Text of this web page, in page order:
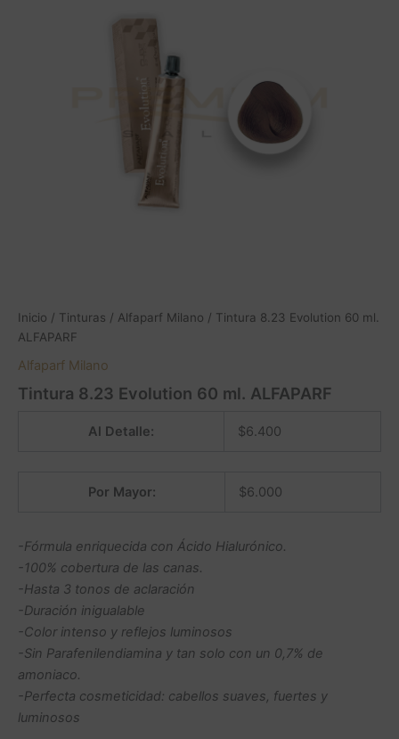
Inicio / Tinturas / Alfaparf Milano / Tintura 8.23 Evolution 60 ml.
ALFAPARF
Alfaparf Milano
Tintura 8.23 Evolution 60 ml. ALFAPARF
Al Detalle: $6.400
Por Mayor: $6.000
-Fórmula enriquecida con Ácido Hialurónico.
-100% cobertura de las canas.
-Hasta 3 tonos de aclaración
-Duración inigualable
-Color intenso y reflejos luminosos
-Sin Parafenilendiamina y tan solo con un 0,7% de
amoniaco.
-Perfecta cosmeticidad: cabellos suaves, fuertes y
luminosos